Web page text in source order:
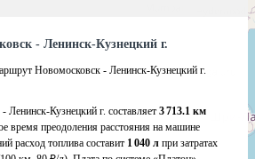
- Ленинск-Кузнецкий г.
Новомосковск - Ленинск-Кузнецкий г.
Ленинск-Кузнецкий г. составляет 3 713.1 км
время преодоления расстояния на машине
расход топлива составит 1 040 л при затратах